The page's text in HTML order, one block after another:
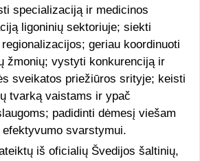
specializaciją ir medicinos
ligoninių sektoriuje; siekti
geriau koordinuoti
žmonių; vystyti konkurenciją ir
sveikatos priežiūros srityje; keisti
tvarką vaistams ir ypač
padidinti dėmesį viešam
svarstymui.
iš oficialių Švedijos šaltinių,